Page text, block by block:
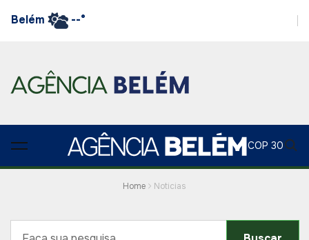
Belém --°
COP 30
Home Noticias